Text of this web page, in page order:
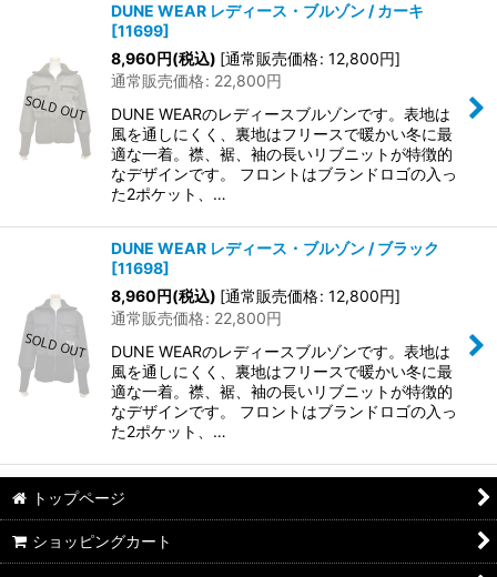
DUNE WEAR レディース・ブルゾン / カーキ
[11699]
8,960円(税込) [通常販売価格: 12,800円]
通常販売価格: 22,800円
DUNE WEARのレディースブルゾンです。表地は
風を通しにくく、裏地はフリースで暖かい冬に最
適な一着。襟、裾、袖の長いリブニットが特徴的
なデザインです。 フロントはブランドロゴの入っ
た2ポケット、…
DUNE WEAR レディース・ブルゾン / ブラック
[11698]
8,960円(税込) [通常販売価格: 12,800円]
通常販売価格: 22,800円
DUNE WEARのレディースブルゾンです。表地は
風を通しにくく、裏地はフリースで暖かい冬に最
適な一着。襟、裾、袖の長いリブニットが特徴的
なデザインです。 フロントはブランドロゴの入っ
た2ポケット、…
トップページ
ショッピングカート